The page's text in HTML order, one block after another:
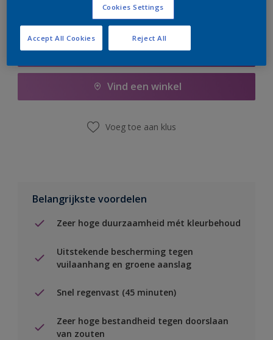
Boodschappenlijst
Vind een winkel
Voeg toe aan klus
Belangrijkste voordelen
Zeer hoge duurzaamheid mét kleurbehoud
Uitstekende bescherming tegen
vuilaanhang en groene aanslag
Snel regenvast (45 minuten)
Zeer hoge bestandheid tegen doorslaan
van zouten
Cookies Settings
Reject All
Accept All Cookies